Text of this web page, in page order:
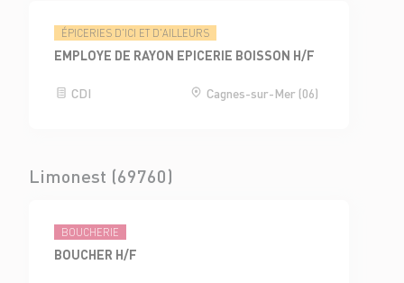
ÉPICERIES D'ICI ET D'AILLEURS
EMPLOYE DE RAYON EPICERIE BOISSON H/F
CDI Cagnes-sur-Mer (06)
Limonest (69760)
BOUCHERIE
BOUCHER H/F